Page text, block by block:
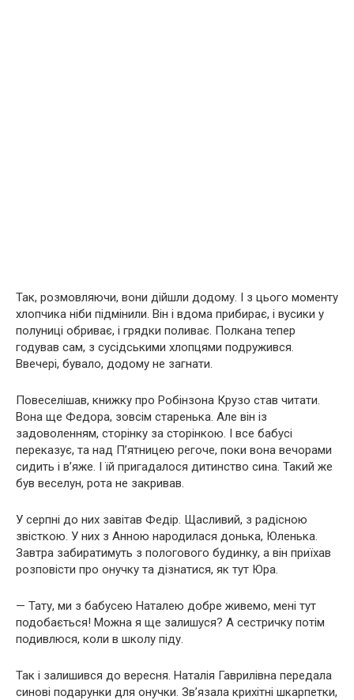
Так, розмовляючи, вони дійшли додому. І з цього моменту
хлопчика ніби підмінили. Він і вдома прибирає, і вусики у
полуниці обриває, і грядки поливає. Полкана тепер
годував сам, з сусідськими хлопцями подружився.
Ввечері, бувало, додому не загнати.
Повеселішав, книжку про Робінзона Крузо став читати.
Вона ще Федора, зовсім старенька. Але він із
задоволенням, сторінку за сторінкою. І все бабусі
переказує, та над П’ятницею регоче, поки вона вечорами
сидить і в’яже. І їй пригадалося дитинство сина. Такий же
був веселун, рота не закривав.
У серпні до них завітав Федір. Щасливий, з радісною
звісткою. У них з Анною народилася донька, Юленька.
Завтра забиратимуть з пологового будинку, а він приїхав
розповісти про онучку та дізнатися, як тут Юра.
— Тату, ми з бабусею Наталею добре живемо, мені тут
подобається! Можна я ще залишуся? А сестричку потім
подивлюся, коли в школу піду.
Так і залишився до вересня. Наталія Гаврилівна передала
синові подарунки для онучки. Зв’язала крихітні шкарпетки,